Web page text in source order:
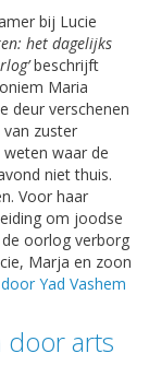
bij Lucie
het dagelijks
beschrijft
Maria
deur verschenen
van zuster
waar de
niet thuis.
Voor haar
om joodse
oorlog verborg
Marja en zoon
door Yad Vashem
door arts